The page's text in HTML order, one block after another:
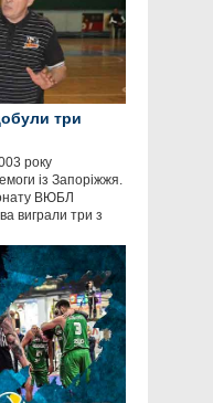
три
року
із Запоріжжя.
ВЮБЛ
виграли три з